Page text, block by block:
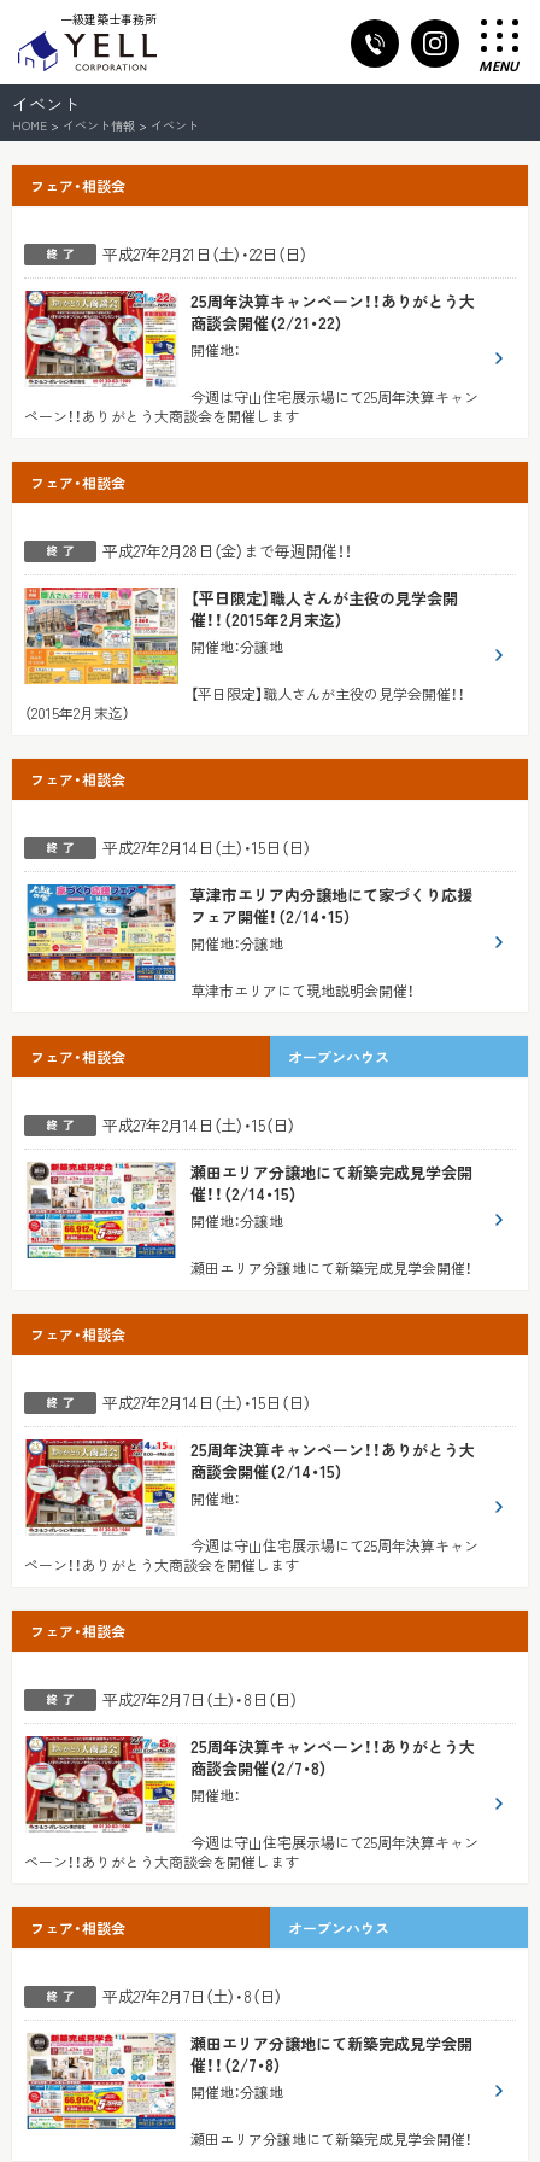
一級建築士事務所
MENU
イベント
HOME > イベント情報 > イベント
フェア・相談会
平成27年2月21日（土）・22日（日）
25周年決算キャンペーン！！ありがとう大
商談会開催（2/21・22）
開催地：
今週は守山住宅展示場にて25周年決算キャン
ペーン！！ありがとう大商談会を開催します
フェア・相談会
平成27年2月28日（金）まで毎週開催！！
【平日限定】職人さんが主役の見学会開
催！！（2015年2月末迄）
開催地：分譲地
【平日限定】職人さんが主役の見学会開催！！
（2015年2月末迄）
フェア・相談会
平成27年2月14日（土）・15日（日）
草津市エリア内分譲地にて家づくり応援
フェア開催！（2/14・15）
開催地：分譲地
草津市エリアにて現地説明会開催！
フェア・相談会 オープンハウス
平成27年2月14日（土）・15（日）
瀬田エリア分譲地にて新築完成見学会開
催！！（2/14・15）
開催地：分譲地
瀬田エリア分譲地にて新築完成見学会開催！
フェア・相談会
平成27年2月14日（土）・15日（日）
25周年決算キャンペーン！！ありがとう大
商談会開催（2/14・15）
開催地：
今週は守山住宅展示場にて25周年決算キャン
ペーン！！ありがとう大商談会を開催します
フェア・相談会
平成27年2月7日（土）・8日（日）
25周年決算キャンペーン！！ありがとう大
商談会開催（2/7・8）
開催地：
今週は守山住宅展示場にて25周年決算キャン
ペーン！！ありがとう大商談会を開催します
フェア・相談会 オープンハウス
平成27年2月7日（土）・8（日）
瀬田エリア分譲地にて新築完成見学会開
催！！（2/7・8）
開催地：分譲地
瀬田エリア分譲地にて新築完成見学会開催！